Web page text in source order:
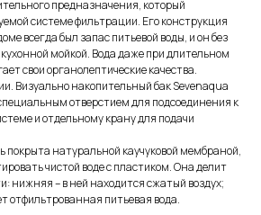
предназначения, который
системе фильтрации. Его конструкция
всегда был запас питьевой воды, и он без
мойкой. Вода даже при длительном
свои органолептические качества.
Визуально накопительный бак Sevenaqua
отверстием для подсоединения к
и отдельному крану для подачи
покрыта натуральной каучуковой мембраной,
чистой воде с пластиком. Она делит
нижняя – в ней находится сжатый воздух;
отфильтрованная питьевая вода.